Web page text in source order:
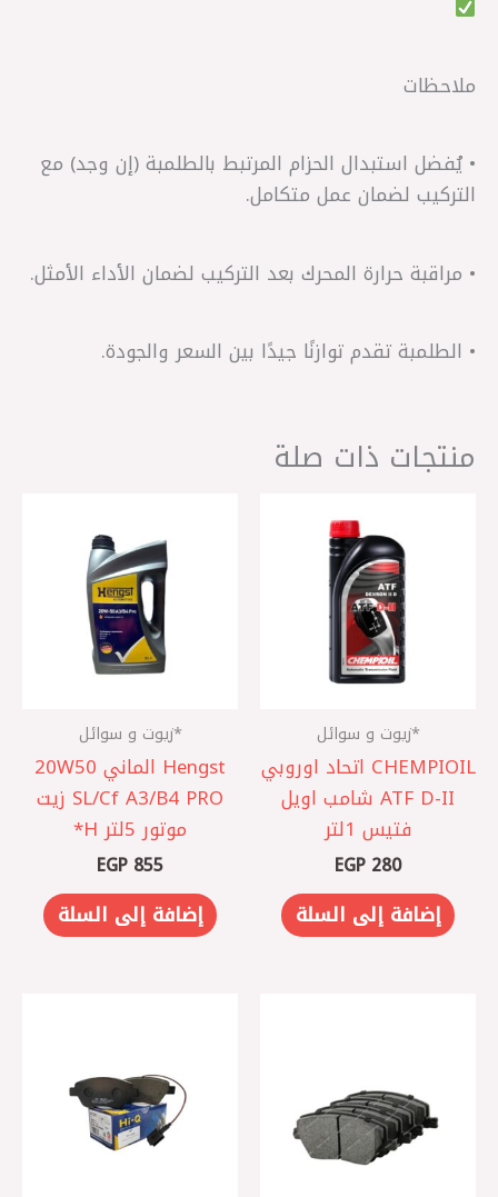
ملاحظات
• يُفضل استبدال الحزام المرتبط بالطلمبة (إن وجد) مع
التركيب لضمان عمل متكامل.
• مراقبة حرارة المحرك بعد التركيب لضمان الأداء الأمثل.
• الطلمبة تقدم توازنًا جيدًا بين السعر والجودة.
منتجات ذات صلة
*زيوت و سوائل
CHEMPIOIL اتحاد اوروبي
ATF D-II شامب اويل
فتيس 1لتر
EGP 280
إضافة إلى السلة
*زيوت و سوائل
Hengst الماني 20W50
SL/Cf A3/B4 PRO زيت
موتور 5لتر H*
EGP 855
إضافة إلى السلة